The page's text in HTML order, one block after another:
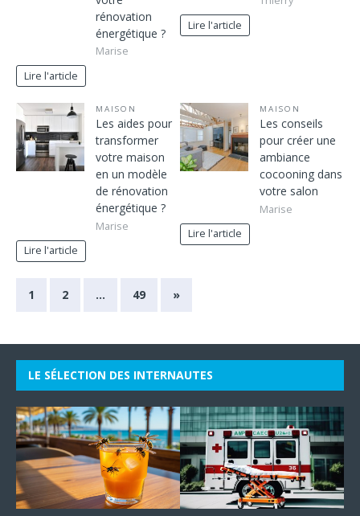
rénovation
énergétique ?
Marise
Lire l'article
Lire l'article
MAISON
Les aides pour
transformer
votre maison
en un modèle
de rénovation
énergétique ?
Marise
Lire l'article
MAISON
Les conseils
pour créer une
ambiance
cocooning dans
votre salon
Marise
Lire l'article
1 2 … 49 »
LE SÉLECTION DES INTERNAUTES